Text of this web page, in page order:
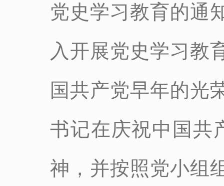
党史学习教育的通
入开展党史学习教
国共产党早年的光
书记在庆祝中国共
神，并按照党小组